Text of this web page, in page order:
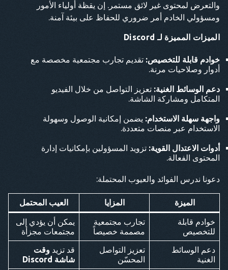
والتعرض لمحتوى غير لائق مستمر. إن يقظة أولياء الأمور
ومسؤولي الخادم أمر ضروري للحفاظ على بيئة آمنة.
الميزات المميزة لـ Discord
خوادم قابلة للتخصيص: تقديم تجارب مجتمعية مخصصة مع
أدوار وصلاحيات مرنة.
دعم الوسائط الغنية: تعزيز التواصل من خلال الفيديو
المتكامل ومشاركة الشاشة.
واجهة سهلة الاستخدام: يضمن إمكانية الوصول وسهولة
الاستخدام عبر منصات متعددة.
أدوات الاعتدال القوية: تزويد المسؤولين بإمكانيات إدارة
المحتوى الفعالة.
دعونا ندرس الفوائد والعيوب المحتملة:
الميزة المزايا العيب المحتمل
خوادم قابلة
للتخصيص
تجارب مجتمعية
مصممة خصيصاً
يمكن أن يؤدي إلى
مجتمعات مجزأة
دعم الوسائط
الغنية
تعزيز التواصل
المحسّن
قد تزيد وقت
شاشة Discord